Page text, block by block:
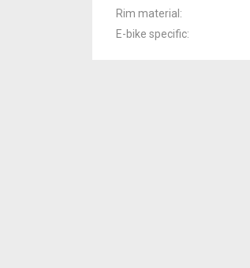
Rim material
E-bike specific